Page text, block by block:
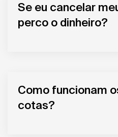
Se eu cancelar
perco o dinheiro?
Como funcionam
cotas?